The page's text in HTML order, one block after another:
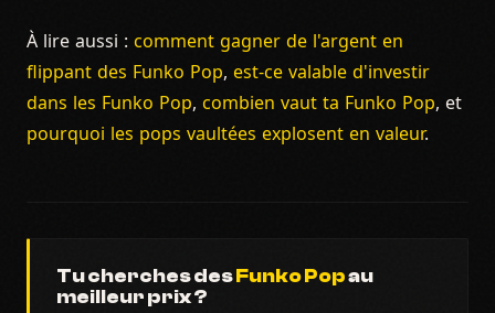
À lire aussi : comment gagner de l'argent en
flippant des Funko Pop, est-ce valable d'investir
dans les Funko Pop, combien vaut ta Funko Pop, et
pourquoi les pops vaultées explosent en valeur.
Tu cherches desFunko Popau
meilleur prix ?